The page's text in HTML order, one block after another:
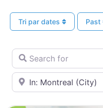
Tri par dates Past
Search for
Near